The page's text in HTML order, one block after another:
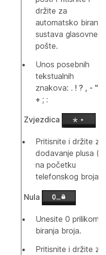
držite za
automatsko biranje
sustava glasovne
pošte.
Unos posebnih
tekstualnih
znakova: . ! ? , - "
+ ; :
Zvjezdica
Pritisnite i držite za
dodavanje plusa
na početku
telefonskog broja.
Nula
Unesite 0 prilikom
biranja broja.
Pritisnite i držite za